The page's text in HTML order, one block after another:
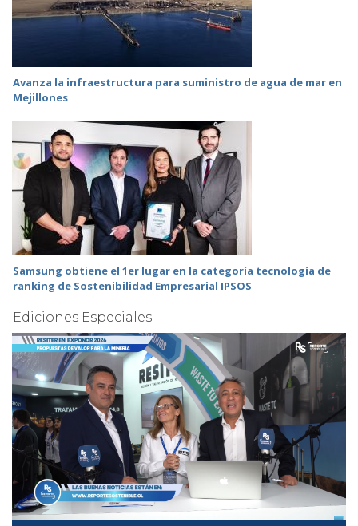
Avanza la infraestructura para suministro de agua de mar en
Mejillones
Samsung obtiene el 1er lugar en la categoría tecnología de
ranking de Sostenibilidad Empresarial IPSOS
Ediciones Especiales